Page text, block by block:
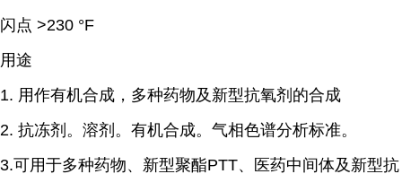
闪点 >230 °F
用途
1. 用作有机合成，多种药物及新型抗氧剂的合成
2. 抗冻剂。溶剂。有机合成。气相色谱分析标准。
3.可用于多种药物、新型聚酯PTT、医药中间体及新型抗